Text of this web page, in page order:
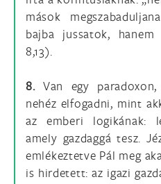
mások
bajba jussatok,
8,13).
8.Van egy paradoxon,
nehéz elfogadni, mint
az emberi logikának:
amely gazdaggá tesz.
emlékeztetve Pál meg
is hirdetett: az igazi